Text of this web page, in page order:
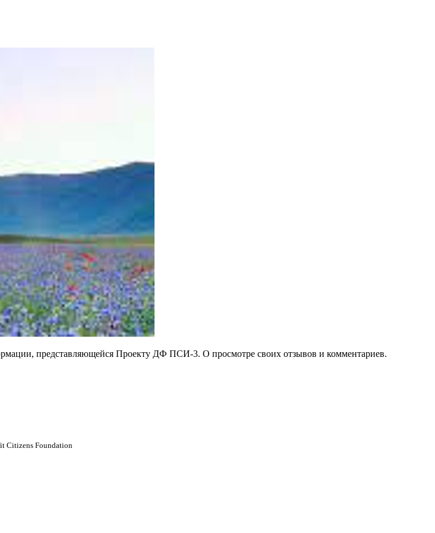
представляющейся Проекту ДФ ПСИ-3. О просмотре своих отзывов и комментариев.
Citizens Foundation